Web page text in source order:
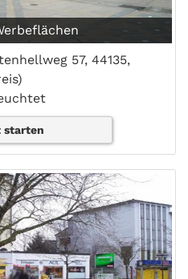
57, 44135,
starten